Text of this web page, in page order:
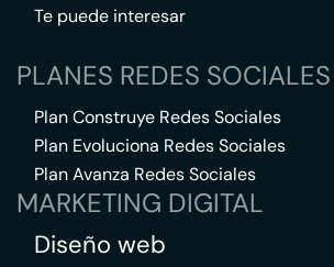
Te puede interesar
PLANES REDES SOCIALES
Plan Construye Redes Sociales
Plan Evoluciona Redes Sociales
Plan Avanza Redes Sociales
MARKETING DIGITAL
Diseño web